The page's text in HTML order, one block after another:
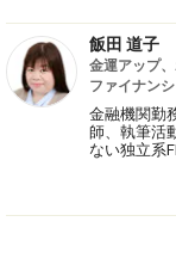
飯田 道子
金運アップ
ファイナン
金融機関勤
師、執筆活
ない独立系